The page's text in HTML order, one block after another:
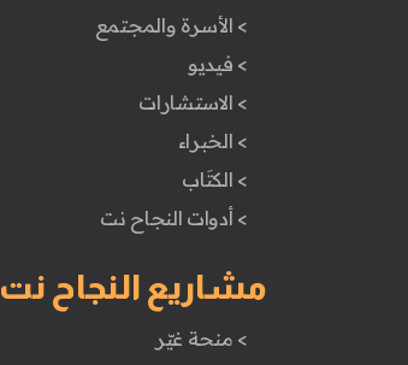
> الأسرة والمجتمع
> فيديو
> الاستشارات
> الخبراء
> الكتَاب
> أدوات النجاح نت
مشاريع النجاح نت
> منحة غيّر